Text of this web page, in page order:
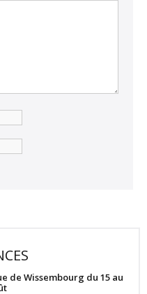
de Wissembourg du 15 au